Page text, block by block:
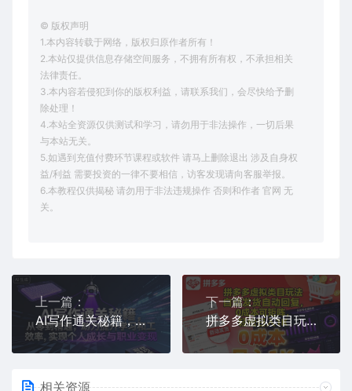
© 版权声明
1.本内容转载于网络，版权归原作者所有！
2.本站仅提供信息存储空间服务，不拥有所有权，不承担相关
法律责任。
3.本内容若侵犯到你的版权利益，请联系我们，会尽快给予删
除处理！
4.本站全资源仅供测试和学习，请勿用于非法操作，一切后果
与本站无关。
5.如遇到充值付费环节课程或软件 请马上删除退出 涉及自身权
益/利益 需要投资的一律不要相信，访客发现请向客服举报。
6.本教程仅供揭秘 请勿用于非法违规操作 否则和作者 官网 无
关。
上一篇：
AI写作通关秘籍，从零到精通，助力提升学习和工作效率，实现个人成长与职业变现
下一篇：
拼多多虚拟类目玩法，自动发货自动回复，0成本可矩阵，轻松日入1K【揭秘】
相关资源